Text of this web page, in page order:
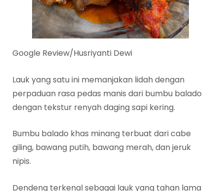
Google Review/Husriyanti Dewi
Lauk yang satu ini memanjakan lidah dengan
perpaduan rasa pedas manis dari bumbu balado
dengan tekstur renyah daging sapi kering.
Bumbu balado khas minang terbuat dari cabe
giling, bawang putih, bawang merah, dan jeruk
nipis.
Dendeng terkenal sebagai lauk yang tahan lama